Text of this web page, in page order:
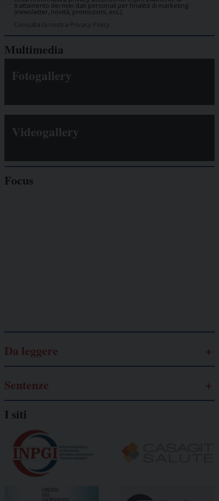
trattamento dei miei dati personali per finalità di marketing
(newsletter, novità, promozioni, ecc.).
Consulta la nostra Privacy Policy.
Multimedia
Fotogallery
Videogallery
Focus
Da leggere
Sentenze
I siti